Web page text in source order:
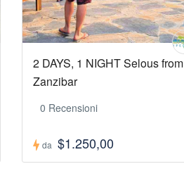
2 DAYS, 1 NIGHT Selous from
Zanzibar
0 Recensioni
da $1.250,00